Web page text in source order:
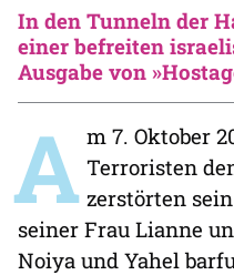
In den Tunneln der
einer befreiten
Ausgabe von
A m 7. Oktober
Terroristen
zerstörten
seiner Frau Lianne
Noiya und Yahel